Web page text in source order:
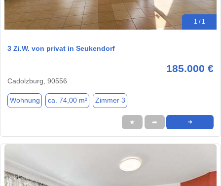
1 / 1
3 Zi.W. von privat in Seukendorf
185.000 €
Cadolzburg, 90556
Wohnung ca. 74,00 m² Zimmer 3
★ ➦ ➜